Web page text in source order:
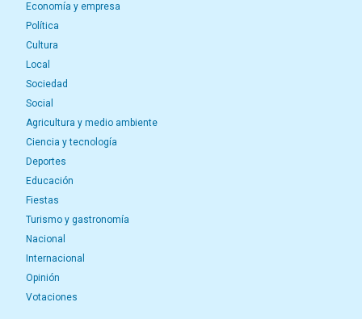
Economía y empresa
Política
Cultura
Local
Sociedad
Social
Agricultura y medio ambiente
Ciencia y tecnología
Deportes
Educación
Fiestas
Turismo y gastronomía
Nacional
Internacional
Opinión
Votaciones